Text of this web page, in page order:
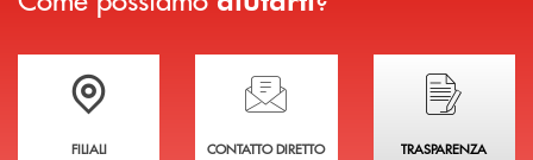
Trova la filiale più vicina a te
FILIALI
Hai bisogno di assistenza immediata?
CONTATTO DIRETTO
Hai bisogno di
TRASPARENZA